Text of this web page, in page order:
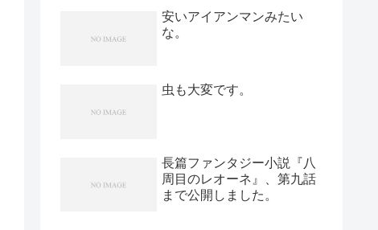
安いアイアンマンみたい
な。
虫も大変です。
長篇ファンタジー小説『八
周目のレオーネ』、第九話
まで公開しました。